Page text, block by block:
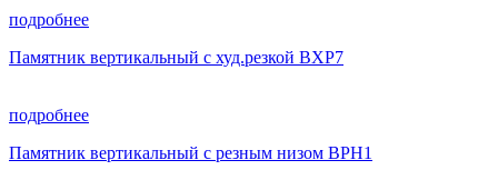
подробнее
Памятник вертикальный с худ.резкой ВХР7
подробнее
Памятник вертикальный с резным низом ВРН1